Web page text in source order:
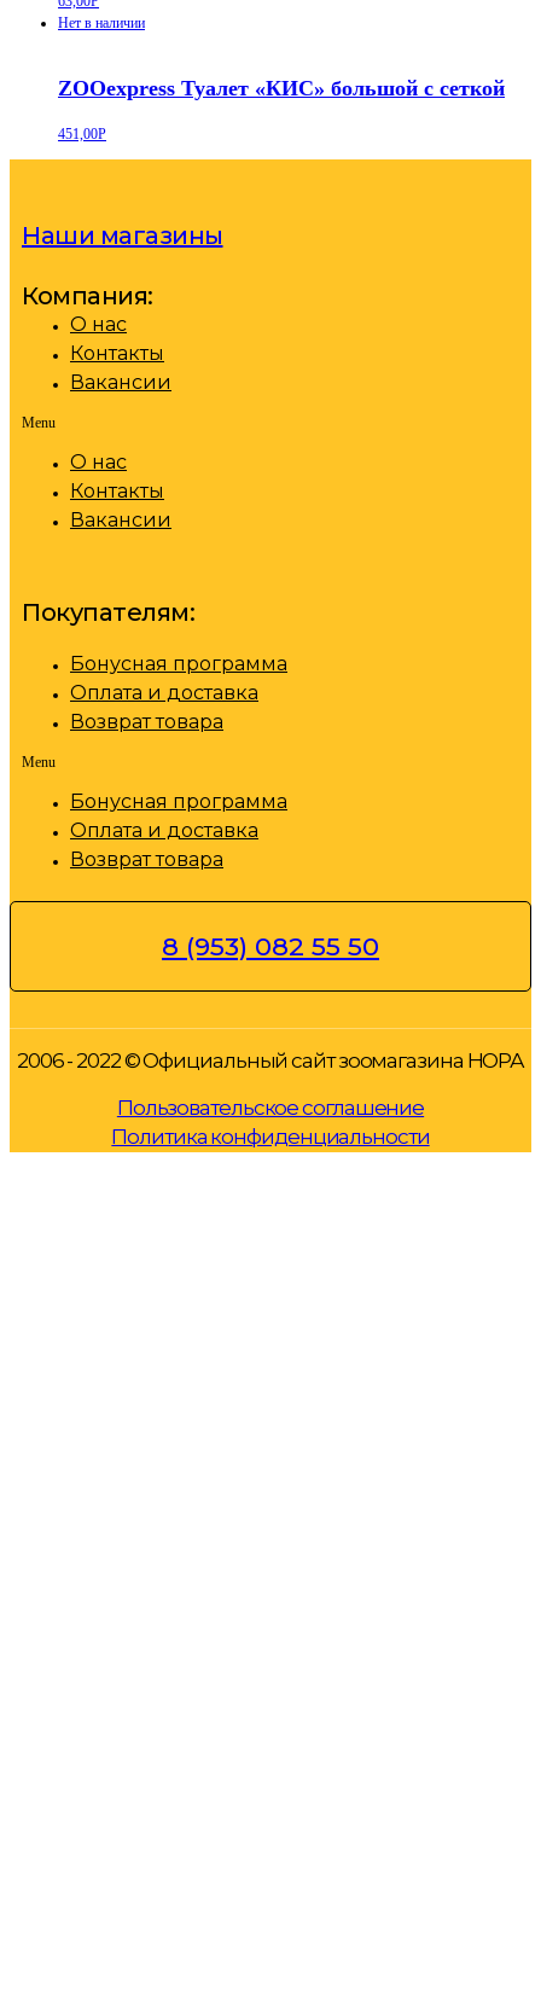
Нет в наличии
ZOOexpress Туалет «КИС» большой с сеткой
451,00Р
Наши магазины
Компания:
О нас
Контакты
Вакансии
Menu
О нас
Контакты
Вакансии
Покупателям:
Бонусная программа
Оплата и доставка
Возврат товара
Menu
Бонусная программа
Оплата и доставка
Возврат товара
8 (953) 082 55 50
2006 - 2022 © Официальный сайт зоомагазина НОРА
Пользовательское соглашение
Политика конфиденциальности